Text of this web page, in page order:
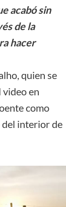
acabó sin
de la
hacer
quien se
en
como
del interior de